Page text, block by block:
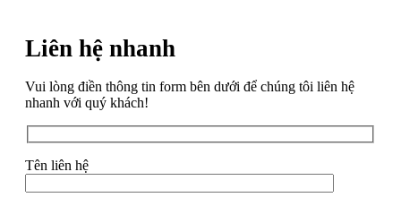
Liên hệ nhanh
Vui lòng điền thông tin form bên dưới để chúng tôi liên hệ
nhanh với quý khách!
Tên liên hệ